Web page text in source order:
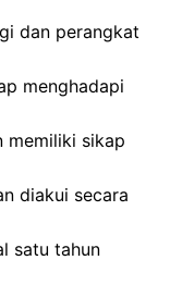
dan perangkat
menghadapi
memiliki sikap
diakui secara
satu tahun